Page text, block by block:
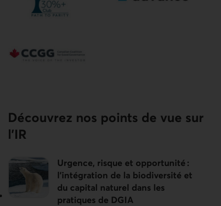
Découvrez nos points de vue sur
l’IR
Urgence, risque et opportunité :
l’intégration de la biodiversité et
du capital naturel dans les
pratiques de DGIA